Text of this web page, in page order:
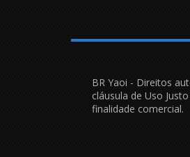
BR Yaoi - Direitos
cláusula de Uso
finalidade comercial.